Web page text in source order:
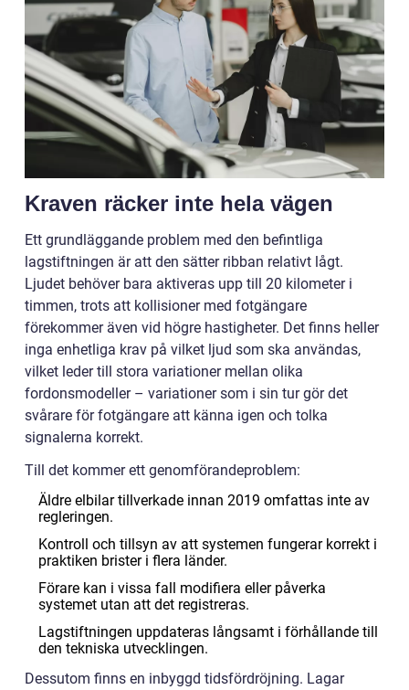
Kraven räcker inte hela vägen
Ett grundläggande problem med den befintliga
lagstiftningen är att den sätter ribban relativt lågt.
Ljudet behöver bara aktiveras upp till 20 kilometer i
timmen, trots att kollisioner med fotgängare
förekommer även vid högre hastigheter. Det finns heller
inga enhetliga krav på vilket ljud som ska användas,
vilket leder till stora variationer mellan olika
fordonsmodeller – variationer som i sin tur gör det
svårare för fotgängare att känna igen och tolka
signalerna korrekt.
Till det kommer ett genomförandeproblem:
Äldre elbilar tillverkade innan 2019 omfattas inte av
regleringen.
Kontroll och tillsyn av att systemen fungerar korrekt i
praktiken brister i flera länder.
Förare kan i vissa fall modifiera eller påverka
systemet utan att det registreras.
Lagstiftningen uppdateras långsamt i förhållande till
den tekniska utvecklingen.
Dessutom finns en inbyggd tidsfördröjning. Lagar